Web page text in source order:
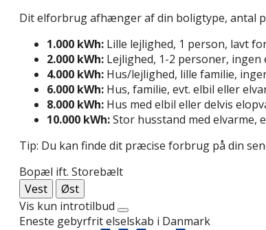
Dit elforbrug afhænger af din boligtype, antal
1.000 kWh: Lille lejlighed, 1 person, lavt
2.000 kWh: Lejlighed, 1-2 personer, ingen
4.000 kWh: Hus/lejlighed, lille familie,
6.000 kWh: Hus, familie, evt. elbil eller
8.000 kWh: Hus med elbil eller delvis
10.000 kWh:Stor husstand med elvarme,
Tip: Du kan finde dit præcise forbrug på din
Bopæl ift. Storebælt
Vest
Øst
Vis kun introtilbud
Eneste gebyrfrit elselskab i Danmark